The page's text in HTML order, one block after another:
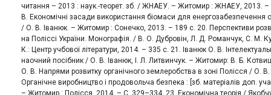
читання – 2013 : наук.-теорет. зб. / ЖНАЕУ. – Житомир : ЖНАЕУ, 2013.
В. Економічні засади використання біомаси для енергозабезпечення
/ О. В. Іванюк. – Житомир : Сонечко, 2013. – 189 с. 20. Перспективи
на Поліссі України. Монографія. / В. О. Дубровін, Л. Д. Романчук, С. М.
К.: Центр учбової літератури, 2014. – 335 с. 21. Іванюк О. В.
наочний посібник / О. В. Іванюк, І. Л. Литвинчук. – Житомир: В. Б.
О. В. Напрями розвитку органічного землеробства в зоні Полісся / О.
Органічне виробництво і продовольча безпека : [зб. матеріалів доп.
– Житомир : Полісся, 2014. – С. 329–334. 23. Економічна теорія /